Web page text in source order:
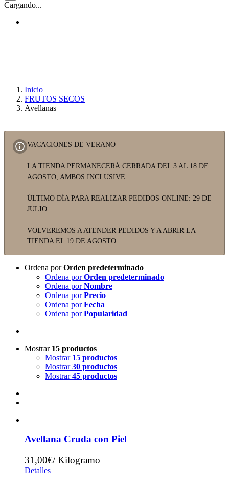
Cargando...
Inicio
FRUTOS SECOS
Avellanas
VACACIONES DE VERANO
LA TIENDA PERMANECERÁ CERRADA DEL 3 AL 18 DE
AGOSTO, AMBOS INCLUSIVE.
ÚLTIMO DÍA PARA REALIZAR PEDIDOS ONLINE: 29 DE
JULIO.
VOLVEREMOS A ATENDER PEDIDOS Y A ABRIR LA
TIENDA EL 19 DE AGOSTO.
Ordena porOrden predeterminado
Ordena porOrden predeterminado
Ordena porNombre
Ordena porPrecio
Ordena porFecha
Ordena porPopularidad
Mostrar 15 productos
Mostrar 15 productos
Mostrar30 productos
Mostrar45 productos
Avellana Cruda con Piel
31,00€/ Kilogramo
Detalles